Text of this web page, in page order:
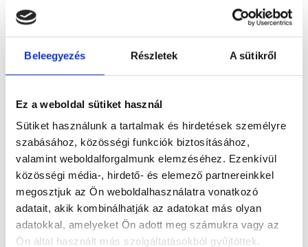
Beleegyezés Részletek A sütikről
Ez a weboldal sütiket használ
Sütiket használunk a tartalmak és hirdetések személyre
szabásához, közösségi funkciók biztosításához,
valamint weboldalforgalmunk elemzéséhez. Ezenkívül
közösségi média-, hirdető- és elemező partnereinkkel
megosztjuk az Ön weboldalhasználatra vonatkozó
adatait, akik kombinálhatják az adatokat más olyan
adatokkal, amelyeket Ön adott meg számukra vagy az
Ön által használt más szolgáltatásokból gyűjtöttek.
Foglalj időpontot
Összes szakterület Fülzúgás és szédülés - egyensúlyvizsgálat - teljes körű fül-orr-gégészeti vizsgálattal
Főoldal Orvosok Fül-orr-gégész
Fül-orr-gégész, Budapest, XVI. kerület
Dr. Farkas Máté